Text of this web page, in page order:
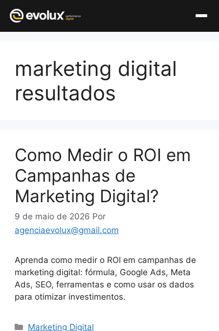
conteúdo
marketing digital
resultados
Como Medir o ROI em
Campanhas de
Marketing Digital?
9 de maio de 2026 Por
agenciaevolux@gmail.com
Aprenda como medir o ROI em campanhas de
marketing digital: fórmula, Google Ads, Meta
Ads, SEO, ferramentas e como usar os dados
para otimizar investimentos.
Categorias
Marketing Digital